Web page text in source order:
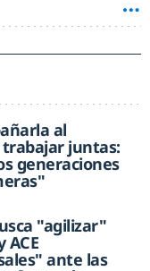
al
juntas:
generaciones
"agilizar"
ACE
ante las